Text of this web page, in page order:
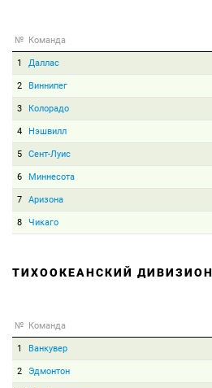
№ Команда
1 Даллас
2 Виннипег
3 Колорадо
4 Нэшвилл
5 Сент-Луис
6 Миннесота
7 Аризона
8 Чикаго
ТИХООКЕАНСКИЙ ДИВИЗИОН
№ Команда
1 Ванкувер
2 Эдмонтон